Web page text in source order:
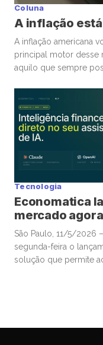
Coluna
A inflação
A inflação americana
principal motor desse
aquilo que sempre
de Ormuz trouxe
tema que […]
Tecnologia
Economatica
mercado
São Paulo, 11/5/2026
segunda-feira o
solução que permite